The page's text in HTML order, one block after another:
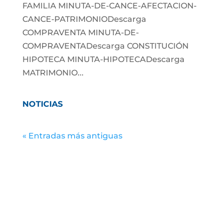
FAMILIA MINUTA-DE-CANCE-AFECTACION-
CANCE-PATRIMONIODescarga
COMPRAVENTA MINUTA-DE-
COMPRAVENTADescarga CONSTITUCIÓN
HIPOTECA MINUTA-HIPOTECADescarga
MATRIMONIO...
NOTICIAS
« Entradas más antiguas